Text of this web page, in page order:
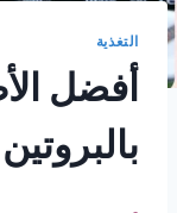
التغذية
أفضل
بالبروتين